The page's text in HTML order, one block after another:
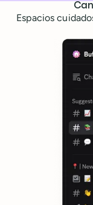
Funciones de la
Espacios